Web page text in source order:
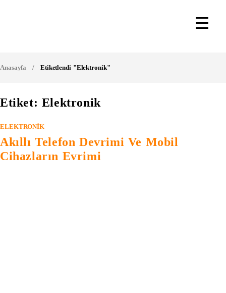
Etiket: Elektronik
Anasayfa / Etiketlendi "elektronik"
ELEKTRONIK
Akıllı Telefon Devrimi Ve Mobil
Cihazların Evrimi